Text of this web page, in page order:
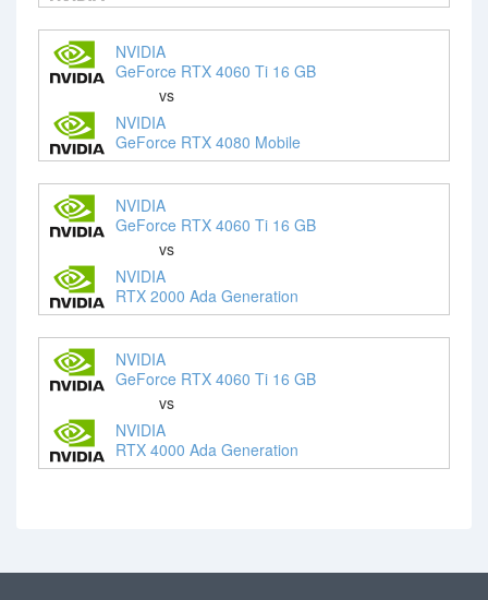
NVIDIA
GeForce RTX 4060 Ti 16 GB
vs
NVIDIA
GeForce RTX 4080 Mobile
NVIDIA
GeForce RTX 4060 Ti 16 GB
vs
NVIDIA
RTX 2000 Ada Generation
NVIDIA
GeForce RTX 4060 Ti 16 GB
vs
NVIDIA
RTX 4000 Ada Generation